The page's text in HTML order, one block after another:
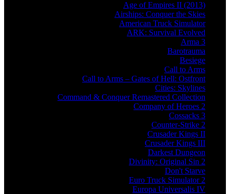
Age of Empires II (2013)
Airships: Conquer the Skies
American Truck Simulator
ARK: Survival Evolved
Arma 3
Barotrauma
Besiege
Call to Arms
Call to Arms – Gates of Hell: Ostfront
Cities: Skylines
Command & Conquer Remastered Collection
Company of Heroes 2
Cossacks 3
Counter-Strike 2
Crusader Kings II
Crusader Kings III
Darkest Dungeon
Divinity: Original Sin 2
Don't Starve
Euro Truck Simulator 2
Europa Universalis IV